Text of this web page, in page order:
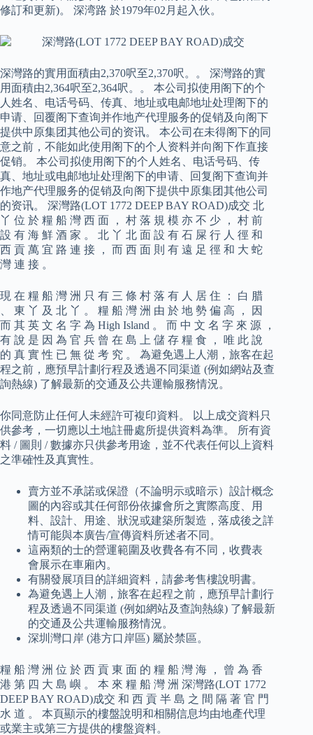
修訂和更新)。 深湾路 於1979年02月起入伙。
深灣路的實用面積由2,370呎至2,370呎。。 深灣路的實
用面積由2,364呎至2,364呎。。 本公司拟使用阁下的个
人姓名、电话号码、传真、地址或电邮地址处理阁下的
申请、回覆阁下查询并作地产代理服务的促销及向阁下
提供中原集团其他公司的资讯。 本公司在未得阁下的同
意之前，不能如此使用阁下的个人资料并向阁下作直接
促销。 本公司拟使用阁下的个人姓名、电话号码、传
真、地址或电邮地址处理阁下的申请、回复阁下查询并
作地产代理服务的促销及向阁下提供中原集团其他公司
的资讯。 深灣路(LOT 1772 DEEP BAY ROAD)成交 北
丫 位 於 糧 船 灣 西 面 ， 村 落 規 模 亦 不 少 ， 村 前
設 有 海 鮮 酒 家 。 北 丫 北 面 設 有 石 屎 行 人 徑 和
西 貢 萬 宜 路 連 接 ， 而 西 面 則 有 遠 足 徑 和 大 蛇
灣 連 接 。
現 在 糧 船 灣 洲 只 有 三 條 村 落 有 人 居 住 ： 白 腊
、 東 丫 及 北 丫 。 糧 船 灣 洲 由 於 地 勢 偏 高 ， 因
而 其 英 文 名 字 為 High Island 。 而 中 文 名 字 來 源 ，
有 說 是 因 為 官 兵 曾 在 島 上 儲 存 糧 食 ， 唯 此 說
的 真 實 性 已 無 從 考 究 。 為避免遇上人潮，旅客在起
程之前，應預早計劃行程及透過不同渠道 (例如網站及查
詢熱線) 了解最新的交通及公共運輸服務情況。
你同意防止任何人未經許可複印資料。 以上成交資料只
供參考，一切應以土地註冊處所提供資料為準。 所有資
料 / 圖則 / 數據亦只供參考用途，並不代表任何以上資料
之準確性及真實性。
賣方並不承諾或保證（不論明示或暗示）設計概念
圖的內容或其任何部份依據會所之實際高度、用
料、設計、用途、狀況或建築所製造，落成後之詳
情可能與本廣告/宣傳資料所述者不同。
這兩類的士的營運範圍及收費各有不同，收費表
會展示在車廂內。
有關發展項目的詳細資料，請參考售樓說明書。
為避免遇上人潮，旅客在起程之前，應預早計劃行
程及透過不同渠道 (例如網站及查詢熱線) 了解最新
的交通及公共運輸服務情況。
深圳灣口岸 (港方口岸區) 屬於禁區。
糧 船 灣 洲 位 於 西 貢 東 面 的 糧 船 灣 海 ， 曾 為 香
港 第 四 大 島 嶼 。 本 來 糧 船 灣 洲 深灣路(LOT 1772
DEEP BAY ROAD)成交 和 西 貢 半 島 之 間 隔 著 官 門
水 道 。 本頁顯示的樓盤說明和相關信息均由地產代理
或業主或第三方提供的樓盤資料。